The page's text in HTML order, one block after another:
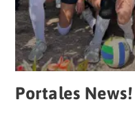
Portales